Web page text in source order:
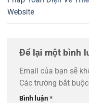
Website
Để lại một bình
Email của bạn sẽ
Các trường bắt
Bình luận*